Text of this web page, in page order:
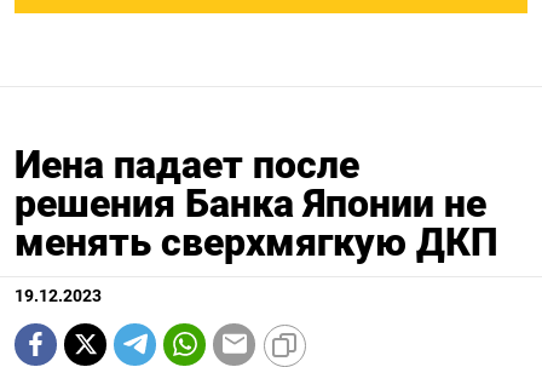
Иена падает после
решения Банка Японии не
менять сверхмягкую ДКП
19.12.2023